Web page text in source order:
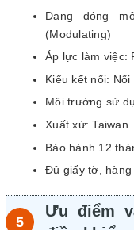
Dạng đóng
(Modulating)
Áp lực làm việc:
Kiểu kết nối:
Môi trường sử
Xuất xứ: Taiwan
Bảo hành 12
Đủ giấy tờ, hàng
Ưu điểm